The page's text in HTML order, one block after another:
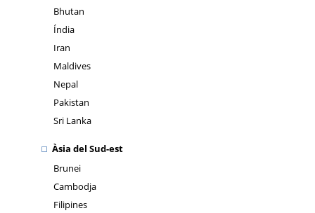
Bhutan
Índia
Iran
Maldives
Nepal
Pakistan
Sri Lanka
Àsia del Sud-est
Brunei
Cambodja
Filipines